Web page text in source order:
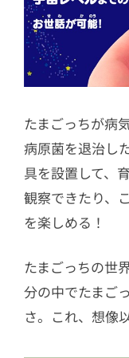
たまごっちが病
病原菌を退治し
具を設置して、
観察できたり、
を楽しめる！
たまごっちの世
分の中でたまご
さ。これ、想像